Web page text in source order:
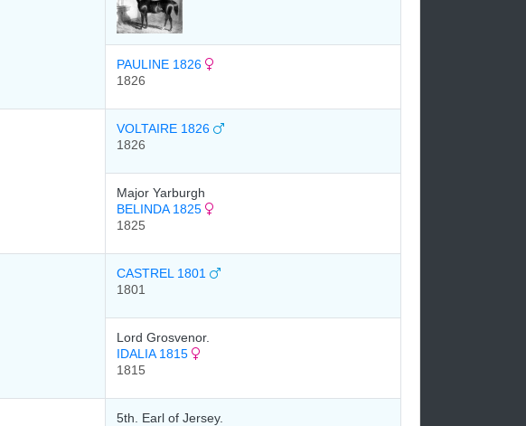
PAULINE 1826
1826
VOLTAIRE 1826
1826
Major Yarburgh
BELINDA 1825
1825
CASTREL 1801
1801
Lord Grosvenor.
IDALIA 1815
1815
5th. Earl of Jersey.